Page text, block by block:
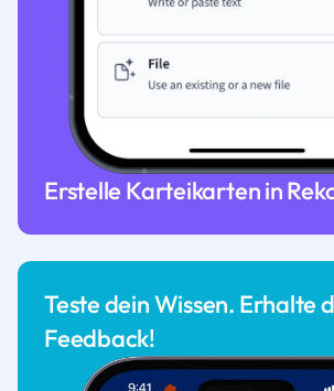
Erstelle Karteikarten in
Teste dein Wissen. Erhalte
Feedback!